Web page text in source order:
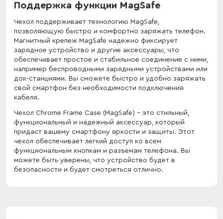
Поддержка функции MagSafe
Чехол поддерживает технологию MagSafe,
позволяющую быстро и комфортно заряжать телефон.
Магнитный крепеж MagSafe надежно фиксирует
зарядное устройство и другие аксессуары, что
обеспечивает простое и стабильное соединение с ними,
например беспроводными зарядными устройствами или
док-станциями. Вы сможете быстро и удобно заряжать
свой смартфон без необходимости подключения
кабеля.
Чехол Chrome Frame Case (MagSafe) - это стильный,
функциональный и надежный аксессуар, который
придаст вашему смартфону яркости и защиты. Этот
чехол обеспечивает легкий доступ ко всем
функциональным кнопкам и разъемам телефона. Вы
можете быть уверены, что устройство будет в
безопасности и будет смотреться отлично.